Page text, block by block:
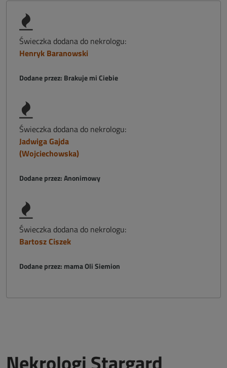
Świeczka dodana do nekrologu:
Henryk Baranowski
Dodane przez: Brakuje mi Ciebie
Świeczka dodana do nekrologu:
Jadwiga Gajda
(Wojciechowska)
Dodane przez: Anonimowy
Świeczka dodana do nekrologu:
Bartosz Ciszek
Dodane przez: mama Oli Siemion